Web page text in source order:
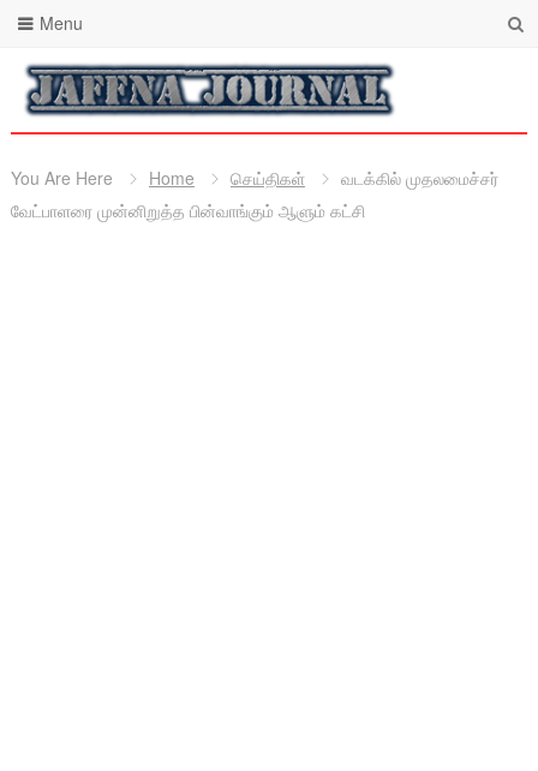
Menu
You Are Here Home செய்திகள்
வடக்கில் முதலமைச்சர்
வேட்பாளரை முன்னிறுத்த பின்வாங்கும் ஆளும் கட்சி